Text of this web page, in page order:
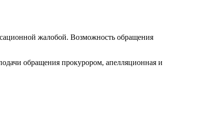
жалобой. Возможность обращения
обращения прокурором, апелляционная и